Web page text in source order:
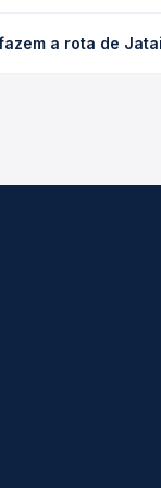
Passagem
a rota de